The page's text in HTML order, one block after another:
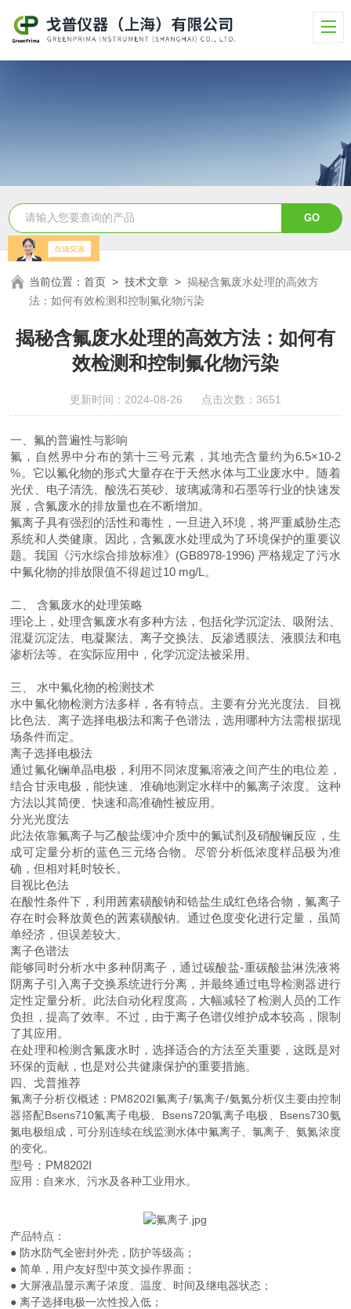
当前位置：首页 >技术文章 >揭秘含氟废水处理的高效方
法：如何有效检测和控制氟化物污染
揭秘含氟废水处理的高效方法：如何有
效检测和控制氟化物污染
更新时间：2024-08-26 点击次数：3651
一、氟的普遍性与影响
氟，自然界中分布的第十三号元素，其地壳含量约为6.5×10-2
%。它以氟化物的形式大量存在于天然水体与工业废水中。随着
光伏、电子清洗、酸洗石英砂、玻璃减薄和石墨等行业的快速发
展，含氟废水的排放量也在不断增加。
氟离子具有强烈的活性和毒性，一旦进入环境，将严重威胁生态
系统和人类健康。因此，含氟废水处理成为了环境保护的重要议
题。我国《污水综合排放标准》(GB8978-1996) 严格规定了污水
中氟化物的排放限值不得超过10 mg/L。
二、 含氟废水的处理策略
理论上，处理含氟废水有多种方法，包括化学沉淀法、吸附法、
混凝沉淀法、电凝聚法、离子交换法、反渗透膜法、液膜法和电
渗析法等。在实际应用中，化学沉淀法被采用。
三、 水中氟化物的检测技术
水中氟化物检测方法多样，各有特点。主要有分光光度法、目视
比色法、离子选择电极法和离子色谱法，选用哪种方法需根据现
场条件而定。
离子选择电极法
通过氟化镧单晶电极，利用不同浓度氟溶液之间产生的电位差，
结合甘汞电极，能快速、准确地测定水样中的氟离子浓度。这种
方法以其简便、快速和高准确性被应用。
分光光度法
此法依靠氟离子与乙酸盐缓冲介质中的氟试剂及硝酸镧反应，生
成可定量分析的蓝色三元络合物。尽管分析低浓度样品极为准
确，但相对耗时较长。
目视比色法
在酸性条件下，利用茜素磺酸钠和锆盐生成红色络合物，氟离子
存在时会释放黄色的茜素磺酸钠。通过色度变化进行定量，虽简
单经济，但误差较大。
离子色谱法
能够同时分析水中多种阴离子，通过碳酸盐-重碳酸盐淋洗液将
阴离子引入离子交换系统进行分离，并最终通过电导检测器进行
定性定量分析。此法自动化程度高，大幅减轻了检测人员的工作
负担，提高了效率。不过，由于离子色谱仪维护成本较高，限制
了其应用。
在处理和检测含氟废水时，选择适合的方法至关重要，这既是对
环保的贡献，也是对公共健康保护的重要措施。
四、戈普推荐
氟离子分析仪概述：PM8202I氟离子/氯离子/氨氮分析仪主要由控制
器搭配Bsens710氟离子电极、Bsens720氯离子电极、Bsens730氨
氮电极组成，可分别连续在线监测水体中氟离子、氯离子、氨氮浓度
的变化。
型号：PM8202I
应用：自来水、污水及各种工业用水。
产品特点：
● 防水防气全密封外壳，防护等级高；
● 简单，用户友好型中英文操作界面；
● 大屏液晶显示离子浓度、温度、时间及继电器状态；
● 离子选择电极一次性投入低；